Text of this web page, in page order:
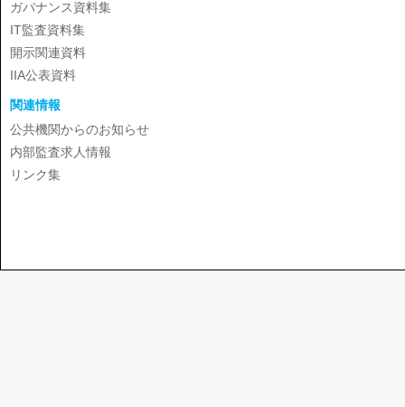
ガバナンス資料集
IT監査資料集
開示関連資料
IIA公表資料
関連情報
公共機関からのお知らせ
内部監査求人情報
リンク集